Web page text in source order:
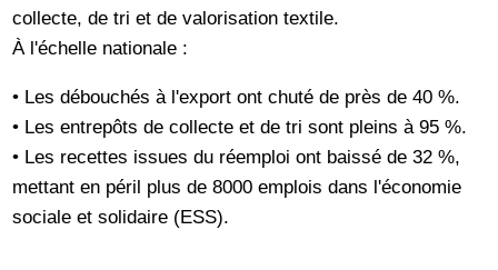
collecte, de tri et de valorisation textile.
À l'échelle nationale :
• Les débouchés à l'export ont chuté de près de 40 %.
• Les entrepôts de collecte et de tri sont pleins à 95 %.
• Les recettes issues du réemploi ont baissé de 32 %,
mettant en péril plus de 8000 emplois dans l'économie
sociale et solidaire (ESS).